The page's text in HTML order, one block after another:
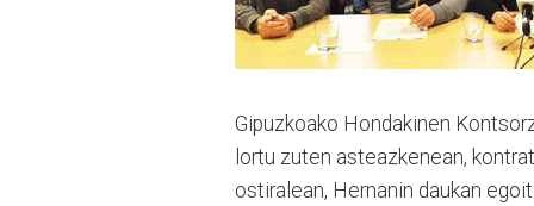
Gipuzkoako Hondakinen
lortu zuten asteazkenean,
ostiralean, Herna­nin daukan